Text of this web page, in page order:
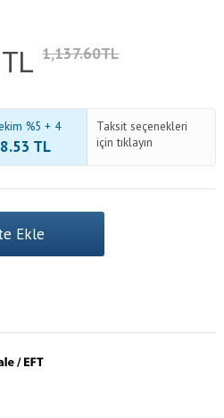
TL 1,137.60TL
%5 + 4
TL
Taksit seçenekleri
için tıklayın